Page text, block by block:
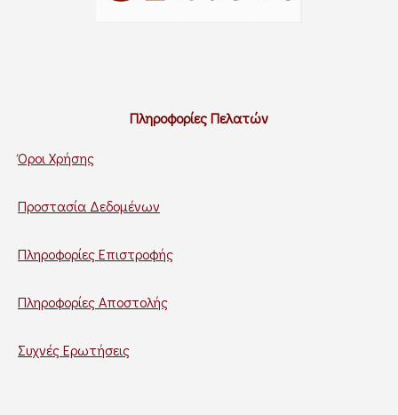
Πληροφορίες Πελατών
Όροι Χρήσης
Προστασία Δεδομένων
Πληροφορίες Επιστροφής
Πληροφορίες Αποστολής
Συχνές Ερωτήσεις